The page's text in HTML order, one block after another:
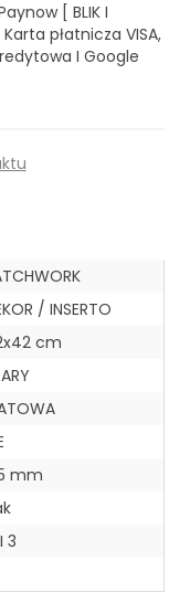
[ BLIK I
płatnicza VISA,
I Google
/ INSERTO
cm
mm
3